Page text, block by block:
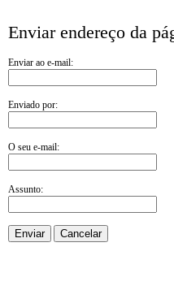
Enviar endereço da
Enviar ao e-mail:
Enviado por:
O seu e-mail:
Assunto:
Enviar Cancelar